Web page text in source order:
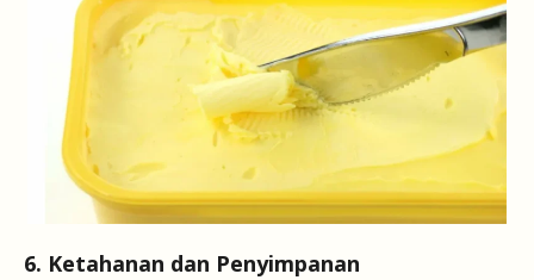
6. Ketahanan dan Penyimpanan